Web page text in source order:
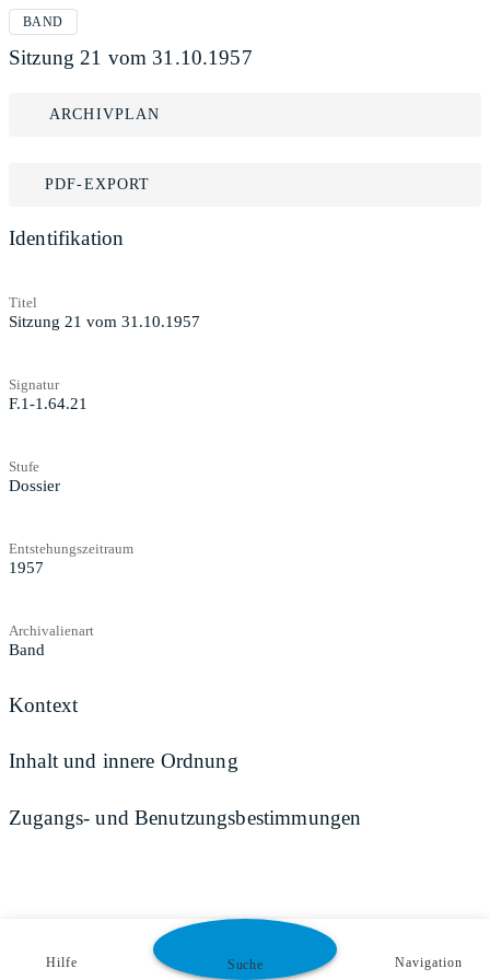
BAND
Sitzung 21 vom 31.10.1957
ARCHIVPLAN
PDF-EXPORT
Identifikation
Titel
Sitzung 21 vom 31.10.1957
Signatur
F.1-1.64.21
Stufe
Dossier
Entstehungszeitraum
1957
Archivalienart
Band
Kontext
Inhalt und innere Ordnung
Zugangs- und Benutzungsbestimmungen
Hilfe Suche Navigation